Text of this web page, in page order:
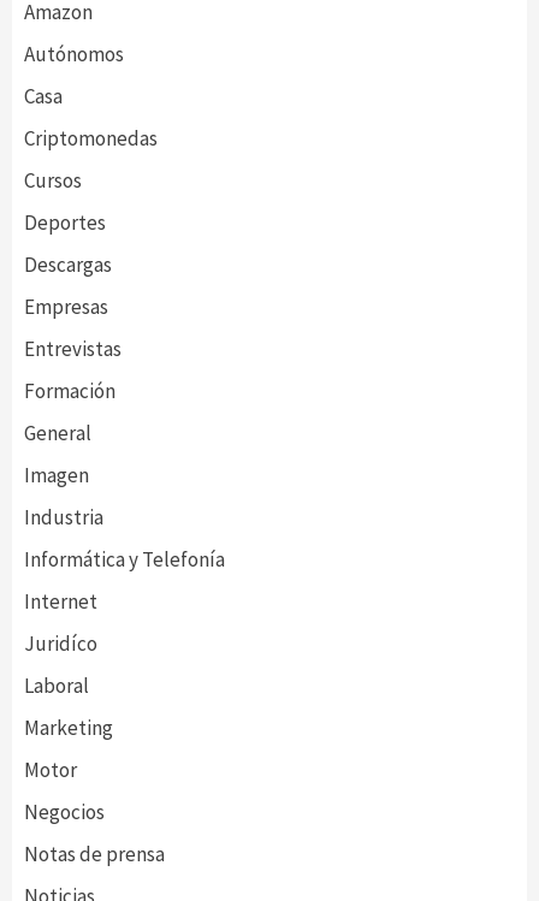
Amazon
Autónomos
Casa
Criptomonedas
Cursos
Deportes
Descargas
Empresas
Entrevistas
Formación
General
Imagen
Industria
Informática y Telefonía
Internet
Juridíco
Laboral
Marketing
Motor
Negocios
Notas de prensa